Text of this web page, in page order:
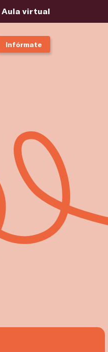
Aula virtual
Infórmate